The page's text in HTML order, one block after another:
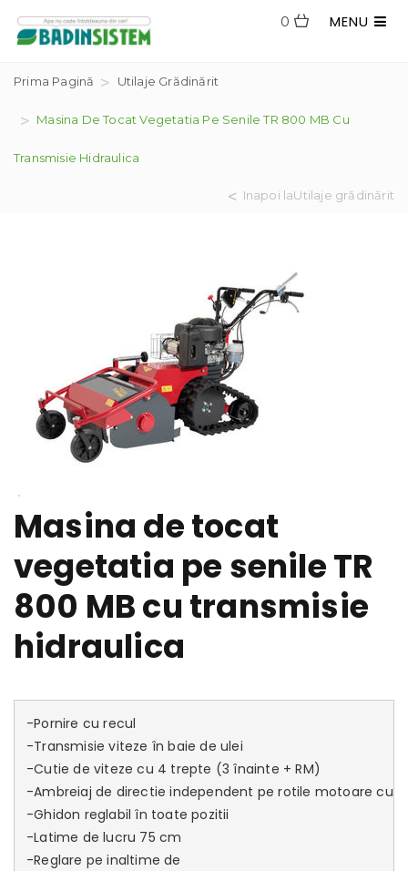
MENU
0
Prima Pagină Utilaje Grădinărit
Masina De Tocat Vegetatia Pe Senile TR 800 MB Cu
Transmisie Hidraulica
Inapoi laUtilaje grădinărit
Masina de tocat
vegetatia pe senile TR
800 MB cu transmisie
hidraulica
-Pornire cu recul
-Transmisie viteze în baie de ulei
-Cutie de viteze cu 4 trepte (3 înainte + RM)
-Ambreiaj de directie independent pe rotile motoare cu
-Ghidon reglabil în toate pozitii
-Latime de lucru 75 cm
-Reglare pe inaltime de